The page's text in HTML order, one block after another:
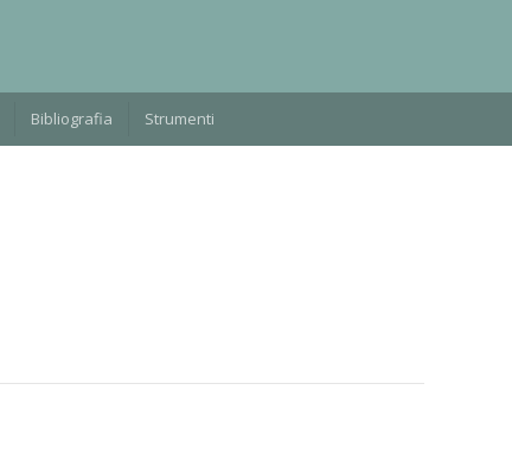
Bibliografia Strumenti